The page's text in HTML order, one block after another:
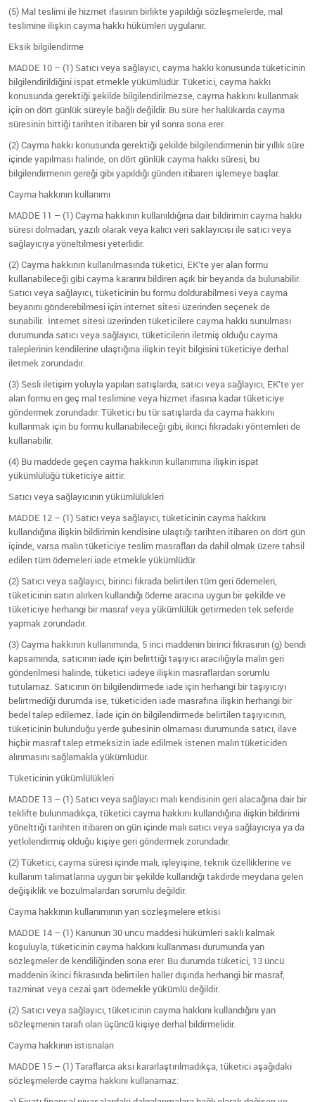
(5) Mal teslimi ile hizmet ifasının birlikte yapıldığı sözleşmelerde, mal
teslimine ilişkin cayma hakkı hükümleri uygulanır.
Eksik bilgilendirme
MADDE 10 – (1) Satıcı veya sağlayıcı, cayma hakkı konusunda tüketicinin
bilgilendirildiğini ispat etmekle yükümlüdür. Tüketici, cayma hakkı
konusunda gerektiği şekilde bilgilendirilmezse, cayma hakkını kullanmak
için on dört günlük süreyle bağlı değildir. Bu süre her halükarda cayma
süresinin bittiği tarihten itibaren bir yıl sonra sona erer.
(2) Cayma hakkı konusunda gerektiği şekilde bilgilendirmenin bir yıllık süre
içinde yapılması halinde, on dört günlük cayma hakkı süresi, bu
bilgilendirmenin gereği gibi yapıldığı günden itibaren işlemeye başlar.
Cayma hakkının kullanımı
MADDE 11 – (1) Cayma hakkının kullanıldığına dair bildirimin cayma hakkı
süresi dolmadan, yazılı olarak veya kalıcı veri saklayıcısı ile satıcı veya
sağlayıcıya yöneltilmesi yeterlidir.
(2) Cayma hakkının kullanılmasında tüketici, EK’te yer alan formu
kullanabileceği gibi cayma kararını bildiren açık bir beyanda da bulunabilir.
Satıcı veya sağlayıcı, tüketicinin bu formu doldurabilmesi veya cayma
beyanını gönderebilmesi için internet sitesi üzerinden seçenek de
sunabilir. İnternet sitesi üzerinden tüketicilere cayma hakkı sunulması
durumunda satıcı veya sağlayıcı, tüketicilerin iletmiş olduğu cayma
taleplerinin kendilerine ulaştığına ilişkin teyit bilgisini tüketiciye derhal
iletmek zorundadır.
(3) Sesli iletişim yoluyla yapılan satışlarda, satıcı veya sağlayıcı, EK’te yer
alan formu en geç mal teslimine veya hizmet ifasına kadar tüketiciye
göndermek zorundadır. Tüketici bu tür satışlarda da cayma hakkını
kullanmak için bu formu kullanabileceği gibi, ikinci fıkradaki yöntemleri de
kullanabilir.
(4) Bu maddede geçen cayma hakkının kullanımına ilişkin ispat
yükümlülüğü tüketiciye aittir.
Satıcı veya sağlayıcının yükümlülükleri
MADDE 12 – (1) Satıcı veya sağlayıcı, tüketicinin cayma hakkını
kullandığına ilişkin bildirimin kendisine ulaştığı tarihten itibaren on dört gün
içinde, varsa malın tüketiciye teslim masrafları da dahil olmak üzere tahsil
edilen tüm ödemeleri iade etmekle yükümlüdür.
(2) Satıcı veya sağlayıcı, birinci fıkrada belirtilen tüm geri ödemeleri,
tüketicinin satın alırken kullandığı ödeme aracına uygun bir şekilde ve
tüketiciye herhangi bir masraf veya yükümlülük getirmeden tek seferde
yapmak zorundadır.
(3) Cayma hakkının kullanımında, 5 inci maddenin birinci fıkrasının (g) bendi
kapsamında, satıcının iade için belirttiği taşıyıcı aracılığıyla malın geri
gönderilmesi halinde, tüketici iadeye ilişkin masraflardan sorumlu
tutulamaz. Satıcının ön bilgilendirmede iade için herhangi bir taşıyıcıyı
belirtmediği durumda ise, tüketiciden iade masrafına ilişkin herhangi bir
bedel talep edilemez. İade için ön bilgilendirmede belirtilen taşıyıcının,
tüketicinin bulunduğu yerde şubesinin olmaması durumunda satıcı, ilave
hiçbir masraf talep etmeksizin iade edilmek istenen malın tüketiciden
alınmasını sağlamakla yükümlüdür.
Tüketicinin yükümlülükleri
MADDE 13 – (1) Satıcı veya sağlayıcı malı kendisinin geri alacağına dair bir
teklifte bulunmadıkça, tüketici cayma hakkını kullandığına ilişkin bildirimi
yönelttiği tarihten itibaren on gün içinde malı satıcı veya sağlayıcıya ya da
yetkilendirmiş olduğu kişiye geri göndermek zorundadır.
(2) Tüketici, cayma süresi içinde malı, işleyişine, teknik özelliklerine ve
kullanım talimatlarına uygun bir şekilde kullandığı takdirde meydana gelen
değişiklik ve bozulmalardan sorumlu değildir.
Cayma hakkının kullanımının yan sözleşmelere etkisi
MADDE 14 – (1) Kanunun 30 uncu maddesi hükümleri saklı kalmak
koşuluyla, tüketicinin cayma hakkını kullanması durumunda yan
sözleşmeler de kendiliğinden sona erer. Bu durumda tüketici, 13 üncü
maddenin ikinci fıkrasında belirtilen haller dışında herhangi bir masraf,
tazminat veya cezai şart ödemekle yükümlü değildir.
(2) Satıcı veya sağlayıcı, tüketicinin cayma hakkını kullandığını yan
sözleşmenin tarafı olan üçüncü kişiye derhal bildirmelidir.
Cayma hakkının istisnaları
MADDE 15 – (1) Taraflarca aksi kararlaştırılmadıkça, tüketici aşağıdaki
sözleşmelerde cayma hakkını kullanamaz: